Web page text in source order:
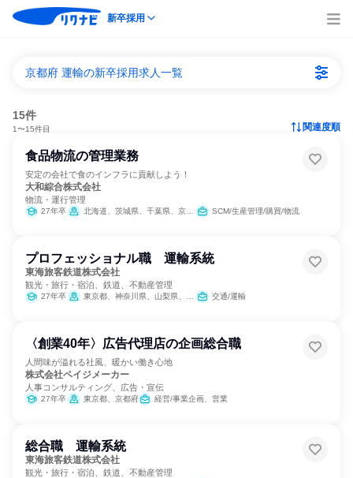
新卒採用
京都府 運輸の新卒採用求人一覧
15件
1〜15件目 関連度順
食品物流の管理業務
安定の会社で食のインフラに貢献しよう！
大和綜合株式会社
物流・運行管理
27年卒 北海道、茨城県、千葉県、京都府、兵庫県、愛媛県 SCM/生産管理/購買/物流
プロフェッショナル職 運輸系統
東海旅客鉄道株式会社
観光・旅行・宿泊、鉄道、不動産管理
27年卒 東京都、神奈川県、山梨県、長野県、岐阜県、静岡県、愛知県、三重県、滋賀県、京都府、大阪府 交通/運輸
〈創業40年〉広告代理店の企画総合職
人間味が溢れる社風、暖かい働き心地
株式会社ペイジメーカー
人事コンサルティング、広告・宣伝
27年卒 東京都、京都府 経営/事業企画、営業
総合職 運輸系統
東海旅客鉄道株式会社
観光・旅行・宿泊、鉄道、不動産管理